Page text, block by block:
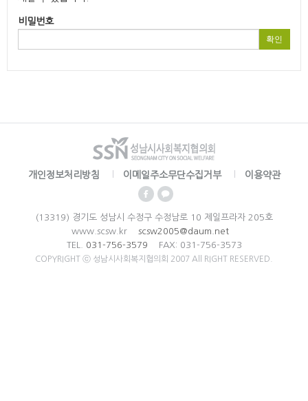
비밀번호
확인
개인정보처리방침 이메일주소무단수집거부 이용약관
(13319) 경기도 성남시 수정구 수정남로 10 제일프라자 205호
www.scsw.kr
scsw2005@daum.net
TEL.
031-756-3579 FAX: 031-756-3573
COPYRIGHT ⓒ 성남시사회복지협의회 2007 All RIGHT RESERVED.